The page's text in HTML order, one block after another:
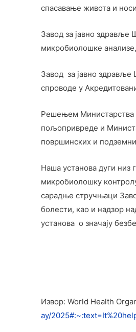
спасавање живота и
Завод за јавно здравље
микробиолошке
Завод за јавно
спроводе у
Решењем Министарства
пољопривреде и
површинских и
Наша установа дуги низ
микробиолошку
сарадње стручњаци
болести, као и надзор
установа о значају
Извор: World Health
ay/